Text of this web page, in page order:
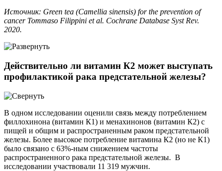
Источник: Green tea (Camellia sinensis) for the prevention of
cancer Tommaso Filippini et al. Cochrane Database Syst Rev.
2020.
Действительно ли витамин К2 может выступать
профилактикой рака предстательной железы?
В одном исследовании оценили связь между потреблением
филлохинона (витамин К1) и менахинонов (витамин К2) с
пищей и общим и распространенным раком предстательной
железы. Более высокое потребление витамина К2 (но не К1)
было связано с 63%-ным снижением частоты
распространенного рака предстательной железы. В
исследовании участвовали 11 319 мужчин.